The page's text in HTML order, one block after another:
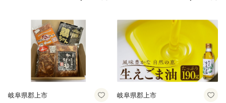
岐阜県郡上市 岐阜県郡上市